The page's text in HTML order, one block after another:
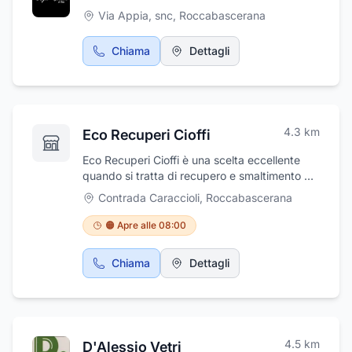
Via Appia, snc, Roccabascerana
Chiama Dettagli
Eco Recuperi Cioffi 4.3 km
Eco Recuperi Cioffi è una scelta eccellente
quando si tratta di recupero e smaltimento di
rifiuti speciali a San Martino Valle Caudina. I
loro professionisti esperti hanno la
competenza necessaria per gestire in modo
sicuro e affidabile i rifiuti speciali pericolosi e
non pericolosi, consentendo ai clienti di stare
tranquilli. I consumatori che scelgono questa
una decisione proattiva per l'ambiente,
correttamente i materiali rispettando le
Contrada Caraccioli, Roccabascerana
🟠 Apre alle 08:00
Chiama Dettagli
D'Alessio Vetri 4.5 km